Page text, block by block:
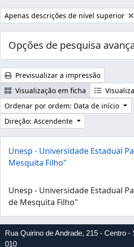
Remover filtro:
Apenas descrições de nível superior
Opções de pesquisa
Previsualizar a impressão
Visualização em ficha
Ordenar por ordem: Data de início
Direção: Ascendente
Unesp - Universidade Estadual
Mesquita Filho"
Unesp - Universidade Estadual
de Mesquita Filho"
Rua Quirino de Andrade, 215 - Centro
010